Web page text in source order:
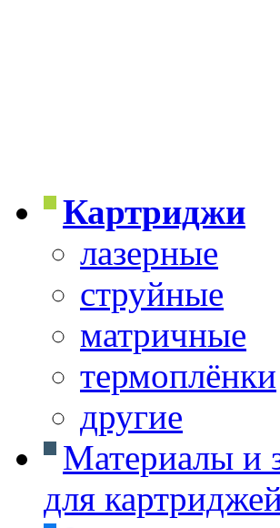
Картриджи
лазерные
струйные
матричные
термоплёнки
другие
Материалы и
для